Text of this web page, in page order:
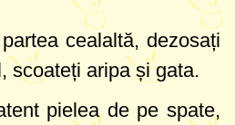
cealaltă, dezosați
scoateți aripa și gata.
pielea de pe spate,